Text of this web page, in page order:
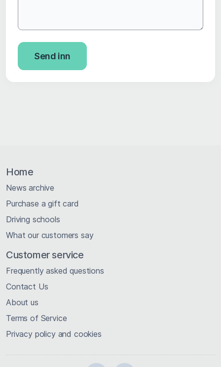
Send inn
Home
News archive
Purchase a gift card
Driving schools
What our customers say
Customer service
Frequently asked questions
Contact Us
About us
Terms of Service
Privacy policy and cookies